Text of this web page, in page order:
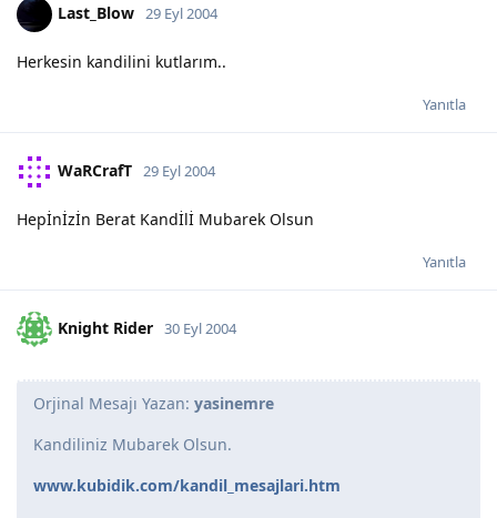
Last_Blow 29 Eyl 2004
Herkesin kandilini kutlarım..
Yanıtla
WaRCrafT 29 Eyl 2004
Hepİnİzİn Berat Kandİlİ Mubarek Olsun
Yanıtla
Knight Rider 30 Eyl 2004
Orjinal Mesajı Yazan: yasinemre
Kandiliniz Mubarek Olsun.
www.kubidik.com/kandil_mesajlari.htm